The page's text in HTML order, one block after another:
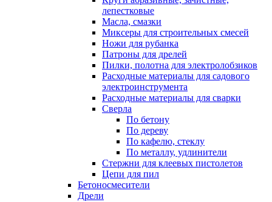
лепестковые
Масла, смазки
Миксеры для строительных смесей
Ножи для рубанка
Патроны для дрелей
Пилки, полотна для электролобзиков
Расходные материалы для садового
электроинструмента
Расходные материалы для сварки
Сверла
По бетону
По дереву
По кафелю, стеклу
По металлу, удлинители
Стержни для клеевых пистолетов
Цепи для пил
Бетоносмесители
Дрели